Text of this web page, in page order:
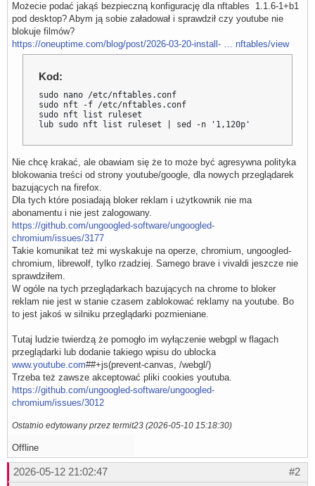
Możecie podać jakąś bezpieczną konfigurację dla nftables 1.1.6-1+b1
pod desktop? Abym ją sobie załadował i sprawdził czy youtube nie
blokuje filmów?
https://oneuptime.com/blog/post/2026-03-20-install- … nftables/view
Kod:
sudo nano /etc/nftables.conf
sudo nft -f /etc/nftables.conf
sudo nft list ruleset
lub sudo nft list ruleset | sed -n '1,120p'
Nie chcę krakać, ale obawiam się że to może być agresywna polityka
blokowania treści od strony youtube/google, dla nowych przeglądarek
bazujących na firefox.
Dla tych które posiadają bloker reklam i użytkownik nie ma
abonamentu i nie jest zalogowany.
https://github.com/ungoogled-software/ungoogled-
chromium/issues/3177
Takie komunikat też mi wyskakuje na operze, chromium, ungoogled-
chromium, librewolf, tylko rzadziej. Samego brave i vivaldi jeszcze nie
sprawdziłem.
W ogóle na tych przeglądarkach bazujących na chrome to bloker
reklam nie jest w stanie czasem zablokować reklamy na youtube. Bo
to jest jakoś w silniku przeglądarki pozmieniane.
Tutaj ludzie twierdzą że pomogło im wyłączenie webgpl w flagach
przeglądarki lub dodanie takiego wpisu do ublocka
www.youtube.com##+js(prevent-canvas, /webgl/)
Trzeba też zawsze akceptować pliki cookies youtuba.
https://github.com/ungoogled-software/ungoogled-
chromium/issues/3012
Ostatnio edytowany przez termit23 (2026-05-10 15:18:30)
Offline
#2
2026-05-12 21:02:47